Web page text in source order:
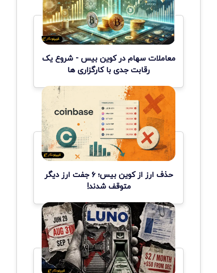
معاملات سهام در کوین بیس - شروع یک
رقابت جدی با کارگزاری ها
حذف ارز از کوین بیس؛ ۶ جفت ارز دیگر
متوقف شدند!